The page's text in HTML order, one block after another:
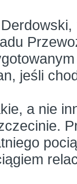
jeśli
a nie